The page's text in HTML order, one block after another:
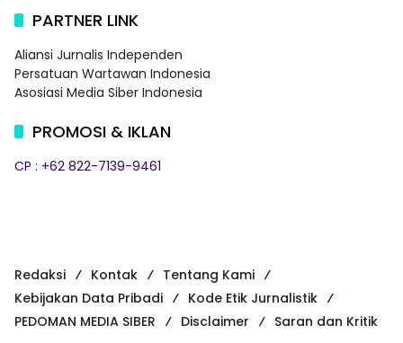
PARTNER LINK
Aliansi Jurnalis Independen
Persatuan Wartawan Indonesia
Asosiasi Media Siber Indonesia
PROMOSI & IKLAN
CP : +62 822-7139-9461
Redaksi Kontak
Tentang Kami
Kebijakan Data Pribadi
Kode Etik Jurnalistik
PEDOMAN MEDIA SIBER
Disclaimer Saran dan Kritik